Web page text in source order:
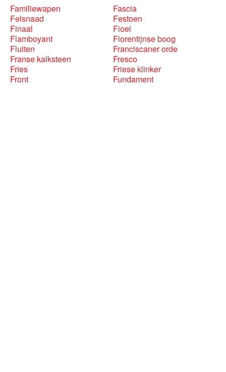
Familiewapen
Fascia
Felsnaad
Festoen
Finaal
Fioel
Flamboyant
Florentijnse boog
Fluiten
Franciscaner orde
Franse kalksteen
Fresco
Fries
Friese klinker
Front
Fundament